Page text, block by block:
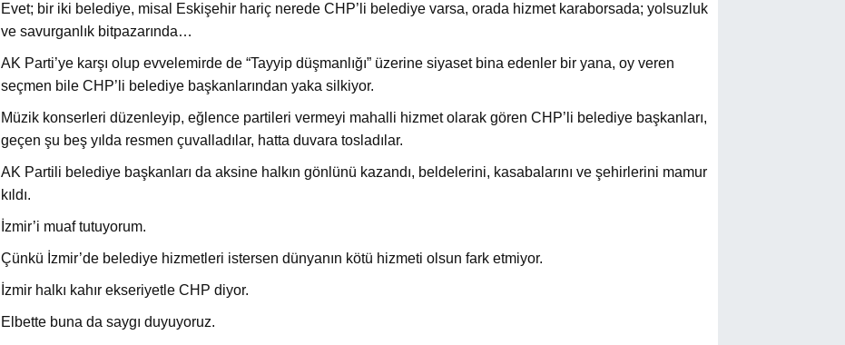
Evet; bir iki belediye, misal Eskişehir hariç nerede CHP’li belediye varsa, orada hizmet karaborsada; yolsuzluk
ve savurganlık bitpazarında…
AK Parti’ye karşı olup evvelemirde de “Tayyip düşmanlığı” üzerine siyaset bina edenler bir yana, oy veren
seçmen bile CHP’li belediye başkanlarından yaka silkiyor.
Müzik konserleri düzenleyip, eğlence partileri vermeyi mahalli hizmet olarak gören CHP’li belediye başkanları,
geçen şu beş yılda resmen çuvalladılar, hatta duvara tosladılar.
AK Partili belediye başkanları da aksine halkın gönlünü kazandı, beldelerini, kasabalarını ve şehirlerini mamur
kıldı.
İzmir’i muaf tutuyorum.
Çünkü İzmir’de belediye hizmetleri istersen dünyanın kötü hizmeti olsun fark etmiyor.
İzmir halkı kahır ekseriyetle CHP diyor.
Elbette buna da saygı duyuyoruz.